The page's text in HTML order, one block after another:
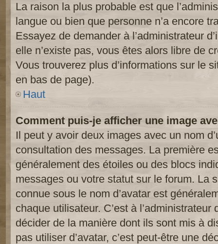
La raison la plus probable est que
langue ou bien que personne n’a encore
Essayez de demander à l’administrateur
elle n’existe pas, vous êtes alors libre de
Vous trouverez plus d’informations sur le
en bas de page).
Haut
Comment puis-je afficher une image
Il peut y avoir deux images avec un nom
consultation des messages. La première
généralement des étoiles ou des blocs
messages ou votre statut sur le forum. La
connue sous le nom d’avatar est
chaque utilisateur. C’est à l’administrateur
décider de la manière dont ils sont mis à
pas utiliser d’avatar, c’est peut-être une